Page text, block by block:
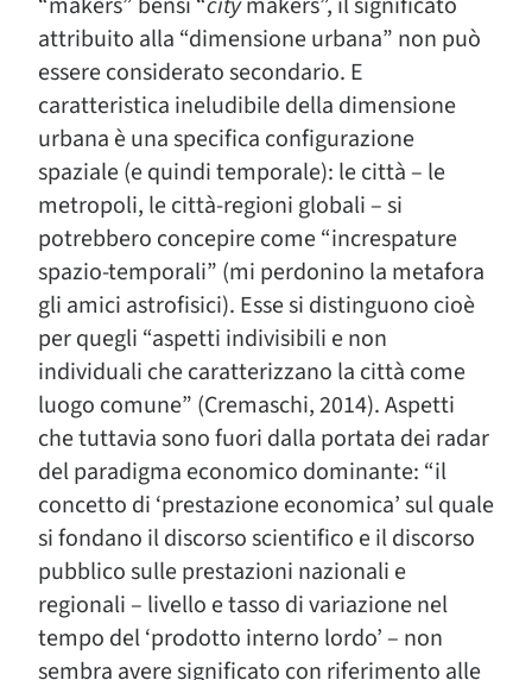
attribuito alla “dimensione urbana” non può
essere considerato secondario. E
caratteristica ineludibile della dimensione
urbana è una specifica configurazione
spaziale (e quindi temporale): le città – le
metropoli, le città-regioni globali – si
potrebbero concepire come “increspature
spazio-temporali” (mi perdonino la metafora
gli amici astrofisici). Esse si distinguono cioè
per quegli “aspetti indivisibili e non
individuali che caratterizzano la città come
luogo comune” (Cremaschi, 2014). Aspetti
che tuttavia sono fuori dalla portata dei radar
del paradigma economico dominante: “il
concetto di ‘prestazione economica’ sul quale
si fondano il discorso scientifico e il discorso
pubblico sulle prestazioni nazionali e
regionali – livello e tasso di variazione nel
tempo del ‘prodotto interno lordo’ – non
sembra avere significato con riferimento alle